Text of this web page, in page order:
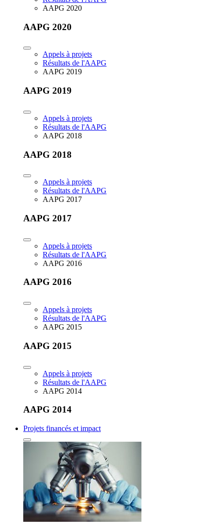
AAPG 2020
AAPG 2020
Appels à projets
Résultats de l'AAPG
AAPG 2019
AAPG 2019
Appels à projets
Résultats de l'AAPG
AAPG 2018
AAPG 2018
Appels à projets
Résultats de l'AAPG
AAPG 2017
AAPG 2017
Appels à projets
Résultats de l'AAPG
AAPG 2016
AAPG 2016
Appels à projets
Résultats de l'AAPG
AAPG 2015
AAPG 2015
Appels à projets
Résultats de l'AAPG
AAPG 2014
AAPG 2014
Projets financés et impact